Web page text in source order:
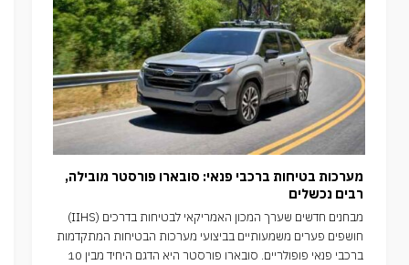
מערכות בטיחות ברכבי פנאי: סובארו פורסטר מובילה,
רבים נכשלים
מבחנים חדשים שערך המכון האמריקאי לבטיחות בדרכים (IIHS)
חושפים פערים משמעותיים בביצועי מערכות הבטיחות המתקדמות
ברכבי פנאי פופולריים. סובארו פורסטר היא הדגם היחיד מבין 10